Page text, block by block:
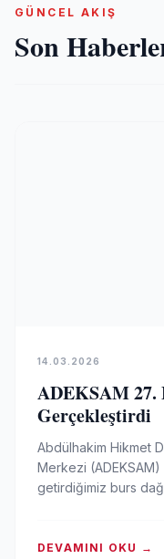
GÜNCEL AKIŞ
Son
14.03.2026
ADEKSAM 27.
Gerçekleştirdi
Abdülhakim Hikmet
Merkezi
getirdiğimiz burs
DEVAMINI OKU →